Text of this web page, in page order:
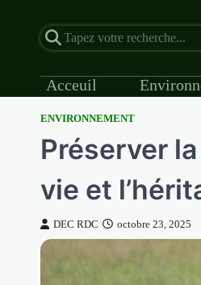
Acceuil
ENVIRONNEMENT
Préserver
vie et
DEC RDC octobre 23, 2025